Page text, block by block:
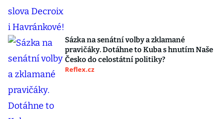
Sázka na senátní volby a zklamané
pravičáky. Dotáhne to Kuba s hnutím Naše
Česko do celostátní politiky?
Reflex.cz